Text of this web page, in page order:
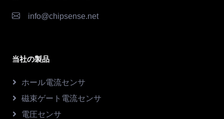
info@chipsense.net
当社の製品
ホール電流センサ
磁束ゲート電流センサ
電圧センサ